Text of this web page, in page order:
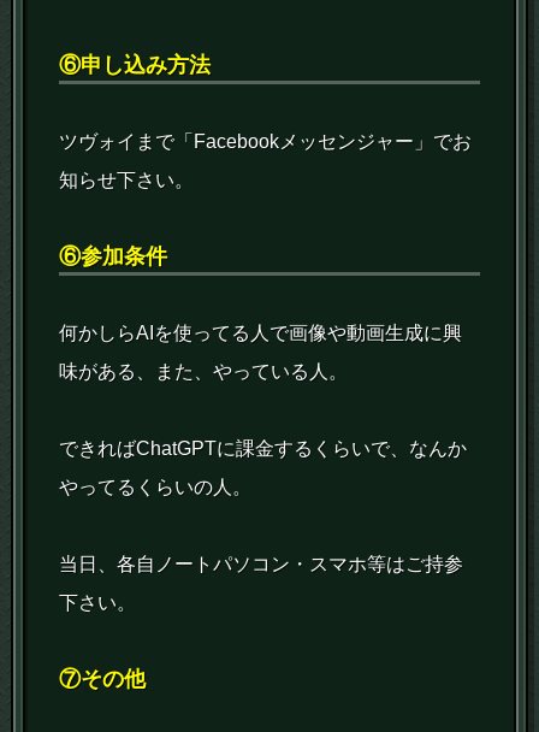
⑥申し込み方法
ツヴォイまで「Facebookメッセンジャー」でお
知らせ下さい。
⑥参加条件
何かしらAIを使ってる人で画像や動画生成に興
味がある、また、やっている人。
できればChatGPTに課金するくらいで、なんか
やってるくらいの人。
当日、各自ノートパソコン・スマホ等はご持参
下さい。
⑦その他